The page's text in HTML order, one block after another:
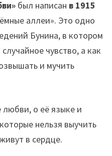
был написан в 1915
аллеи». Это одно
Бунина, в котором
чувство, а как
и мучить
о её языке и
нельзя выучить
в сердце.